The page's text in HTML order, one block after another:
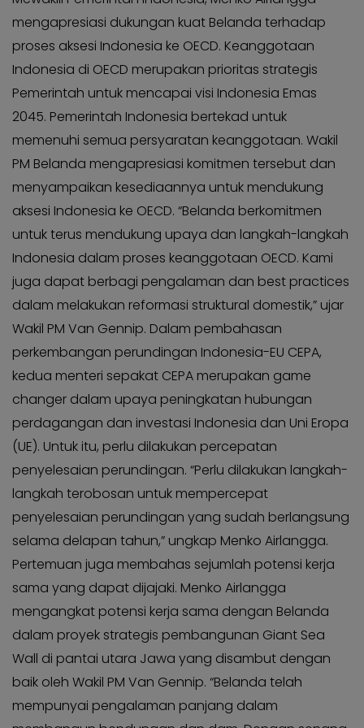
Photo
KABAR
KADER
mengapresiasi dukungan kuat Belanda terhadap
proses aksesi Indonesia ke OECD. Keanggotaan
Indonesia di OECD merupakan prioritas strategis
Pemerintah untuk mencapai visi Indonesia Emas
2045. Pemerintah Indonesia bertekad untuk
memenuhi semua persyaratan keanggotaan. Wakil
PM Belanda mengapresiasi komitmen tersebut dan
menyampaikan kesediaannya untuk mendukung
aksesi Indonesia ke OECD. “Belanda berkomitmen
untuk terus mendukung upaya dan langkah-langkah
Indonesia dalam proses keanggotaan OECD. Kami
juga dapat berbagi pengalaman dan best practices
dalam melakukan reformasi struktural domestik,” ujar
Wakil PM Van Gennip. Dalam pembahasan
perkembangan perundingan Indonesia-EU CEPA,
kedua menteri sepakat CEPA merupakan game
changer dalam upaya peningkatan hubungan
perdagangan dan investasi Indonesia dan Uni Eropa
(UE). Untuk itu, perlu dilakukan percepatan
penyelesaian perundingan. “Perlu dilakukan langkah-
langkah terobosan untuk mempercepat
penyelesaian perundingan yang sudah berlangsung
selama delapan tahun,” ungkap Menko Airlangga.
Pertemuan juga membahas sejumlah potensi kerja
sama yang dapat dijajaki. Menko Airlangga
mengangkat potensi kerja sama dengan Belanda
dalam proyek strategis pembangunan Giant Sea
Wall di pantai utara Jawa yang disambut dengan
baik oleh Wakil PM Van Gennip. “Belanda telah
mempunyai pengalaman panjang dalam